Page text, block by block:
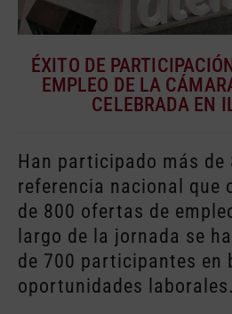
ÉXITO DE
EMPLEO DE LA
CELEBRADA EN
Han participado más de
referencia nacional que
de 800 ofertas de
largo de la jornada se
de 700 participantes en
oportunidades laborales.